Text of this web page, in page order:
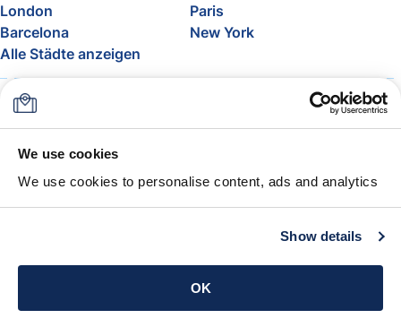
We use cookies
We use cookies to personalise content, ads and analytics
Show details
OK
London
Paris
Barcelona
New York
Alle Städte anzeigen
Über uns
FAQ
Support
Blog
Freigepäck bei Airlines
Die Stasher-Garantie
AGB
App holen